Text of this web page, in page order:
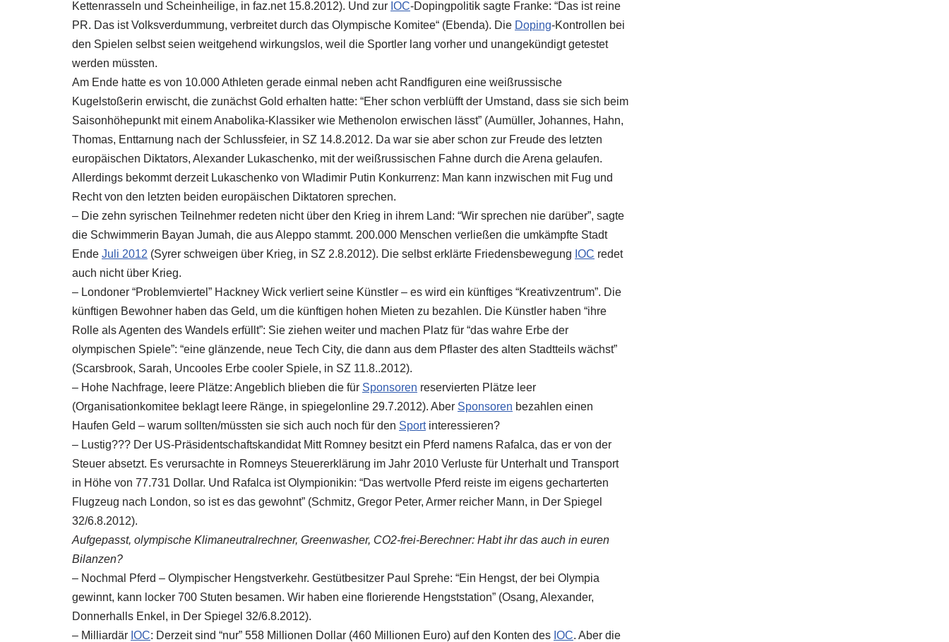
Kettenrasseln und Scheinheilige, in faz.net 15.8.2012). Und zur IOC-Dopingpolitik sagte Franke: “Das ist reine
PR. Das ist Volksverdummung, verbreitet durch das Olympische Komitee“ (Ebenda). Die Doping-Kontrollen bei
den Spielen selbst seien weitgehend wirkungslos, weil die Sportler lang vorher und unangekündigt getestet
werden müssten.
Am Ende hatte es von 10.000 Athleten gerade einmal neben acht Randfiguren eine weißrussische
Kugelstoßerin erwischt, die zunächst Gold erhalten hatte: “Eher schon verblüfft der Umstand, dass sie sich beim
Saisonhöhepunkt mit einem Anabolika-Klassiker wie Methenolon erwischen lässt” (Aumüller, Johannes, Hahn,
Thomas, Enttarnung nach der Schlussfeier, in SZ 14.8.2012. Da war sie aber schon zur Freude des letzten
europäischen Diktators, Alexander Lukaschenko, mit der weißrussischen Fahne durch die Arena gelaufen.
Allerdings bekommt derzeit Lukaschenko von Wladimir Putin Konkurrenz: Man kann inzwischen mit Fug und
Recht von den letzten beiden europäischen Diktatoren sprechen.
– Die zehn syrischen Teilnehmer redeten nicht über den Krieg in ihrem Land: “Wir sprechen nie darüber”, sagte
die Schwimmerin Bayan Jumah, die aus Aleppo stammt. 200.000 Menschen verließen die umkämpfte Stadt
Ende Juli 2012 (Syrer schweigen über Krieg, in SZ 2.8.2012). Die selbst erklärte Friedensbewegung IOC redet
auch nicht über Krieg.
– Londoner “Problemviertel” Hackney Wick verliert seine Künstler – es wird ein künftiges “Kreativzentrum”. Die
künftigen Bewohner haben das Geld, um die künftigen hohen Mieten zu bezahlen. Die Künstler haben “ihre
Rolle als Agenten des Wandels erfüllt”: Sie ziehen weiter und machen Platz für “das wahre Erbe der
olympischen Spiele”: “eine glänzende, neue Tech City, die dann aus dem Pflaster des alten Stadtteils wächst”
(Scarsbrook, Sarah, Uncooles Erbe cooler Spiele, in SZ 11.8..2012).
– Hohe Nachfrage, leere Plätze: Angeblich blieben die für Sponsoren reservierten Plätze leer
(Organisationkomitee beklagt leere Ränge, in spiegelonline 29.7.2012). Aber Sponsoren bezahlen einen
Haufen Geld – warum sollten/müssten sie sich auch noch für den Sportinteressieren?
– Lustig??? Der US-Präsidentschaftskandidat Mitt Romney besitzt ein Pferd namens Rafalca, das er von der
Steuer absetzt. Es verursachte in Romneys Steuererklärung im Jahr 2010 Verluste für Unterhalt und Transport
in Höhe von 77.731 Dollar. Und Rafalca ist Olympionikin: “Das wertvolle Pferd reiste im eigens gecharterten
Flugzeug nach London, so ist es das gewohnt” (Schmitz, Gregor Peter, Armer reicher Mann, in Der Spiegel
32/6.8.2012).
Aufgepasst, olympische Klimaneutralrechner, Greenwasher, CO2-frei-Berechner: Habt ihr das auch in euren
Bilanzen?
– Nochmal Pferd – Olympischer Hengstverkehr. Gestütbesitzer Paul Sprehe: “Ein Hengst, der bei Olympia
gewinnt, kann locker 700 Stuten besamen. Wir haben eine florierende Hengststation” (Osang, Alexander,
Donnerhalls Enkel, in Der Spiegel 32/6.8.2012).
– Milliardär IOC: Derzeit sind “nur” 558 Millionen Dollar (460 Millionen Euro) auf den Konten des IOC. Aber die